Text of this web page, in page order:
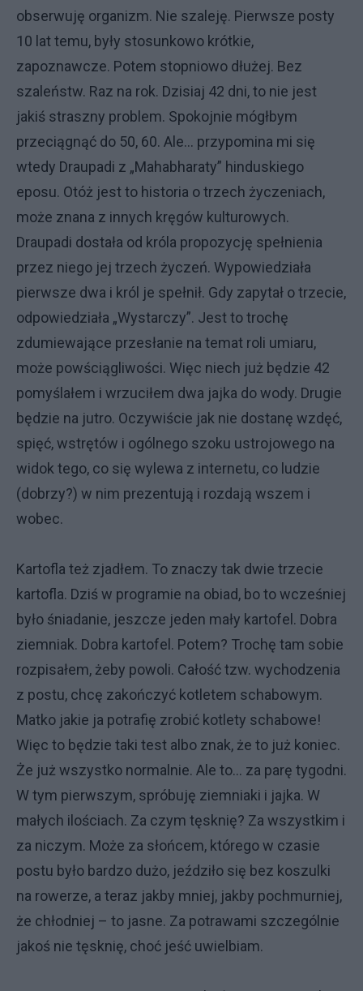
obserwuję organizm. Nie szaleję. Pierwsze posty
10 lat temu, były stosunkowo krótkie,
zapoznawcze. Potem stopniowo dłużej. Bez
szaleństw. Raz na rok. Dzisiaj 42 dni, to nie jest
jakiś straszny problem. Spokojnie mógłbym
przeciągnąć do 50, 60. Ale… przypomina mi się
wtedy Draupadi z „Mahabharaty” hinduskiego
eposu. Otóż jest to historia o trzech życzeniach,
może znana z innych kręgów kulturowych.
Draupadi dostała od króla propozycję spełnienia
przez niego jej trzech życzeń. Wypowiedziała
pierwsze dwa i król je spełnił. Gdy zapytał o trzecie,
odpowiedziała „Wystarczy”. Jest to trochę
zdumiewające przesłanie na temat roli umiaru,
może powściągliwości. Więc niech już będzie 42
pomyślałem i wrzuciłem dwa jajka do wody. Drugie
będzie na jutro. Oczywiście jak nie dostanę wzdęć,
spięć, wstrętów i ogólnego szoku ustrojowego na
widok tego, co się wylewa z internetu, co ludzie
(dobrzy?) w nim prezentują i rozdają wszem i
wobec.
Kartofla też zjadłem. To znaczy tak dwie trzecie
kartofla. Dziś w programie na obiad, bo to wcześniej
było śniadanie, jeszcze jeden mały kartofel. Dobra
ziemniak. Dobra kartofel. Potem? Trochę tam sobie
rozpisałem, żeby powoli. Całość tzw. wychodzenia
z postu, chcę zakończyć kotletem schabowym.
Matko jakie ja potrafię zrobić kotlety schabowe!
Więc to będzie taki test albo znak, że to już koniec.
Że już wszystko normalnie. Ale to… za parę tygodni.
W tym pierwszym, spróbuję ziemniaki i jajka. W
małych ilościach. Za czym tęsknię? Za wszystkim i
za niczym. Może za słońcem, którego w czasie
postu było bardzo dużo, jeździło się bez koszulki
na rowerze, a teraz jakby mniej, jakby pochmurniej,
że chłodniej – to jasne. Za potrawami szczególnie
jakoś nie tęsknię, choć jeść uwielbiam.